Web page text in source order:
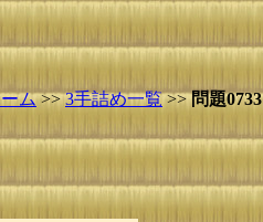
ム>>3手詰め一覧>>問題0733